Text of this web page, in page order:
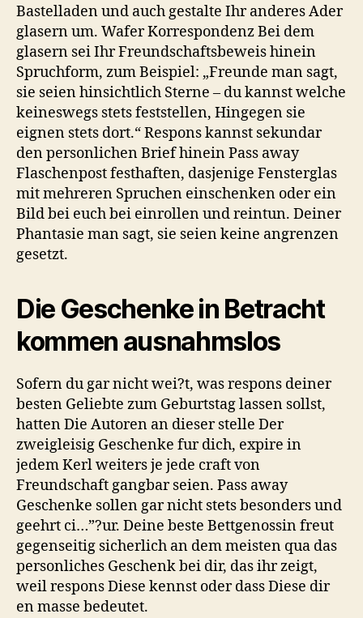
Bastelladen und auch gestalte Ihr anderes Ader
glasern um. Wafer Korrespondenz Bei dem
glasern sei Ihr Freundschaftsbeweis hinein
Spruchform, zum Beispiel: „Freunde man sagt,
sie seien hinsichtlich Sterne – du kannst welche
keineswegs stets feststellen, Hingegen sie
eignen stets dort.“ Respons kannst sekundar
den personlichen Brief hinein Pass away
Flaschenpost festhaften, dasjenige Fensterglas
mit mehreren Spruchen einschenken oder ein
Bild bei euch bei einrollen und reintun. Deiner
Phantasie man sagt, sie seien keine angrenzen
gesetzt.
Die Geschenke in Betracht
kommen ausnahmslos
Sofern du gar nicht wei?t, was respons deiner
besten Geliebte zum Geburtstag lassen sollst,
hatten Die Autoren an dieser stelle Der
zweigleisig Geschenke fur dich, expire in
jedem Kerl weiters je jede craft von
Freundschaft gangbar seien. Pass away
Geschenke sollen gar nicht stets besonders und
geehrt ci…”?ur. Deine beste Bettgenossin freut
gegenseitig sicherlich an dem meisten qua das
personliches Geschenk bei dir, das ihr zeigt,
weil respons Diese kennst oder dass Diese dir
en masse bedeutet.